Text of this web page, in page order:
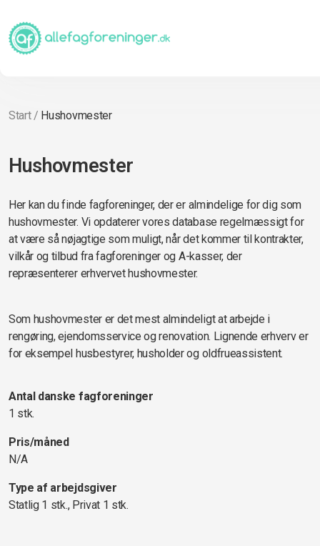
Start/ Hushovmester
Hushovmester
Her kan du finde fagforeninger, der er almindelige for dig som
hushovmester. Vi opdaterer vores database regelmæssigt for
at være så nøjagtige som muligt, når det kommer til kontrakter,
vilkår og tilbud fra fagforeninger og A-kasser, der
repræsenterer erhvervet hushovmester.
Som hushovmester er det mest almindeligt at arbejde i
rengøring, ejendomsservice og renovation. Lignende erhverv er
for eksempel husbestyrer, husholder og oldfrueassistent.
Antal danske fagforeninger
1 stk.
Pris/måned
N/A
Type af arbejdsgiver
Statlig 1 stk., Privat 1 stk.